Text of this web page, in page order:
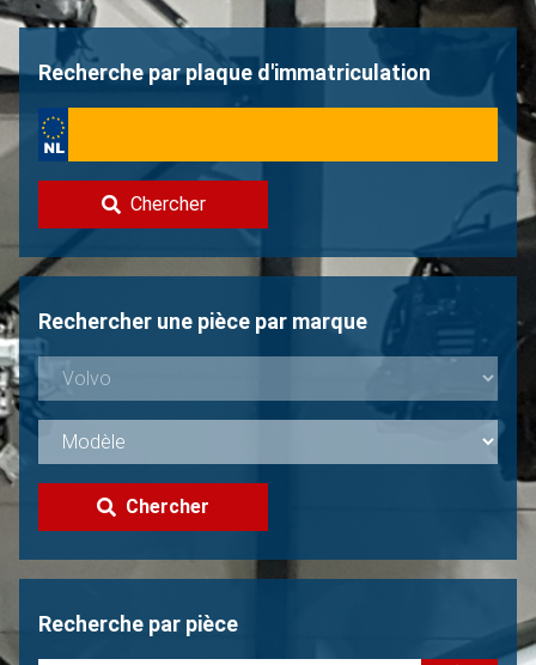
Page d'accueil
À propos de nous
Contacter
Vendre une Volvo?
Non trouvée?
Recherche par plaque d'immatriculation
Chercher
Rechercher une pièce par marque
Chercher
Recherche par pièce